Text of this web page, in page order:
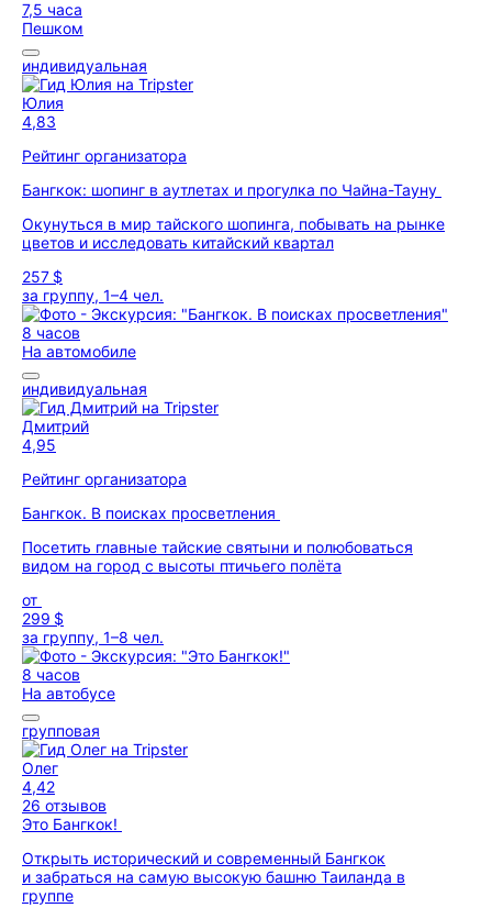
7,5 часа
Пешком
индивидуальная
Юлия
4,83
Рейтинг организатора
Бангкок: шопинг в аутлетах и прогулка по Чайна-Тауну
Окунуться в мир тайского шопинга, побывать на рынке
цветов и исследовать китайский квартал
257 $
за группу, 1–4 чел.
8 часов
На автомобиле
индивидуальная
Дмитрий
4,95
Рейтинг организатора
Бангкок. В поисках просветления
Посетить главные тайские святыни и полюбоваться
видом на город с высоты птичьего полёта
от
299 $
за группу, 1–8 чел.
8 часов
На автобусе
групповая
Олег
4,42
26 отзывов
Это Бангкок!
Открыть исторический и современный Бангкок
и забраться на самую высокую башню Таиланда в
группе